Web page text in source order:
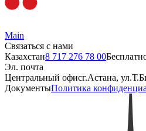
Main
Связаться с нами
Казахстан8 717 276 78 00
Эл. почта
Центральный офисг.Астана,
ДокументыПолитика